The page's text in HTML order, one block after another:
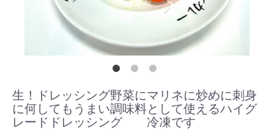
生！ドレッシング野菜にマリネに炒めに刺身
に何してもうまい調味料として使えるハイグ
レードドレッシング 冷凍です